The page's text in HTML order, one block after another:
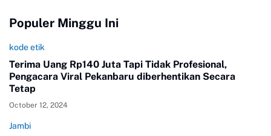
Populer Minggu Ini
kode etik
Terima Uang Rp140 Juta Tapi Tidak Profesional,
Pengacara Viral Pekanbaru diberhentikan Secara
Tetap
October 12, 2024
Jambi